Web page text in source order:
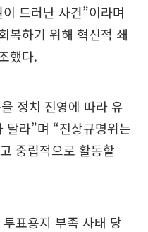
드러난 사건”이라며
복하기 위해 혁신적 쇄
했다.
정치 진영에 따라 유
달라”며 “진상규명위는
중립적으로 활동할
표용지 부족 사태 당